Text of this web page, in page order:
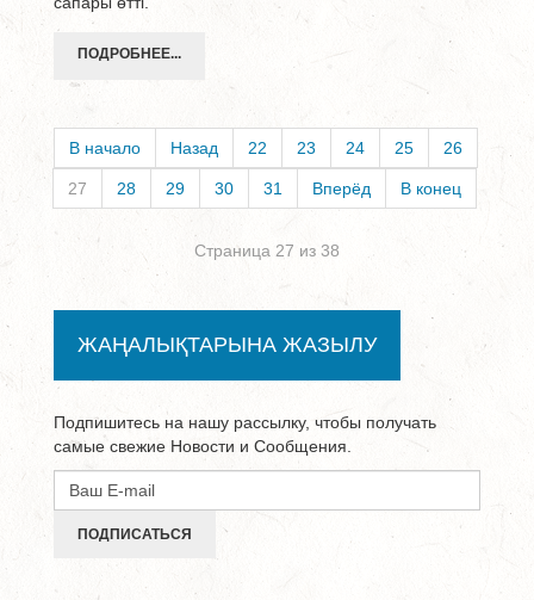
ПОДРОБНЕЕ...
В начало Назад 22 23 24 25 26
27 28 29 30 31 Вперёд В конец
Страница 27 из 38
ЖАҢАЛЫҚТАРЫНА ЖАЗЫЛУ
Подпишитесь на нашу рассылку, чтобы получать
самые свежие Новости и Сообщения.
ПОДПИСАТЬСЯ